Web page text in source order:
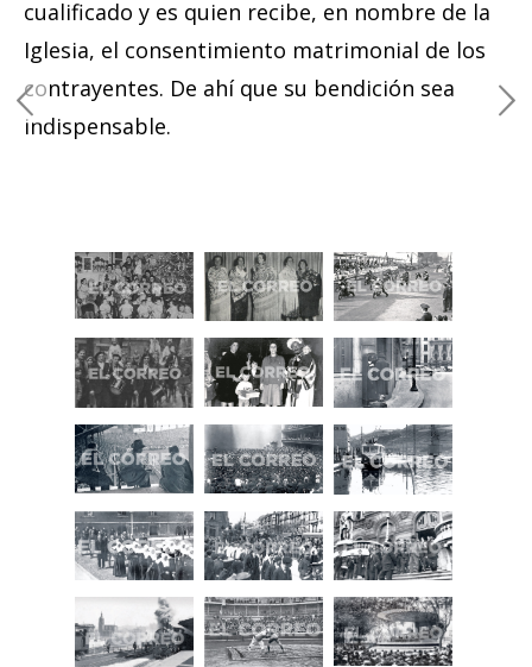
cualificado y es quien recibe, en nombre de la
Iglesia, el consentimiento matrimonial de los
contrayentes. De ahí que su bendición sea
indispensable.